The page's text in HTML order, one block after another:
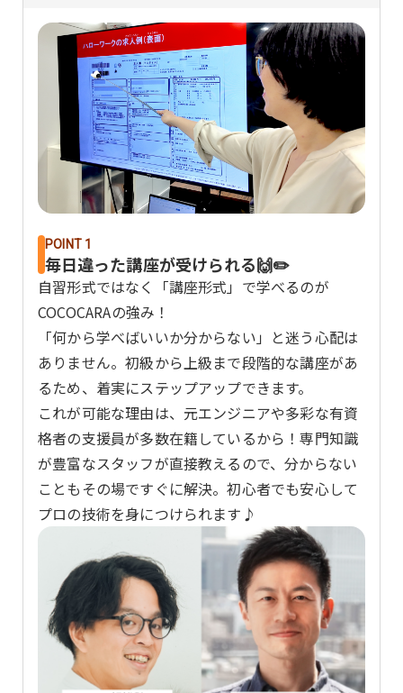
POINT 1
毎日違った講座が受けられる🙌✏️
自習形式ではなく「講座形式」で学べるのが
COCOCARAの強み！
「何から学べばいいか分からない」と迷う心配は
ありません。初級から上級まで段階的な講座があ
るため、着実にステップアップできます。
これが可能な理由は、元エンジニアや多彩な有資
格者の支援員が多数在籍しているから！専門知識
が豊富なスタッフが直接教えるので、分からない
こともその場ですぐに解決。初心者でも安心して
プロの技術を身につけられます♪